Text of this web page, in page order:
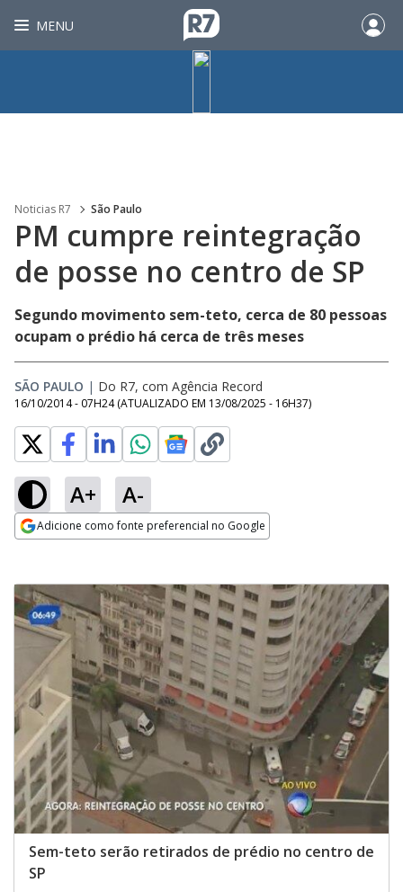
MENU
Noticias R7 São Paulo
PM cumpre reintegração
de posse no centro de SP
Segundo movimento sem-teto, cerca de 80 pessoas
ocupam o prédio há cerca de três meses
SÃO PAULO | Do R7, com Agência Record
16/10/2014 - 07H24 (ATUALIZADO EM 13/08/2025 - 16H37)
A+ A-
Adicione como fonte preferencial no Google
Sem-teto serão retirados de prédio no centro de
SP